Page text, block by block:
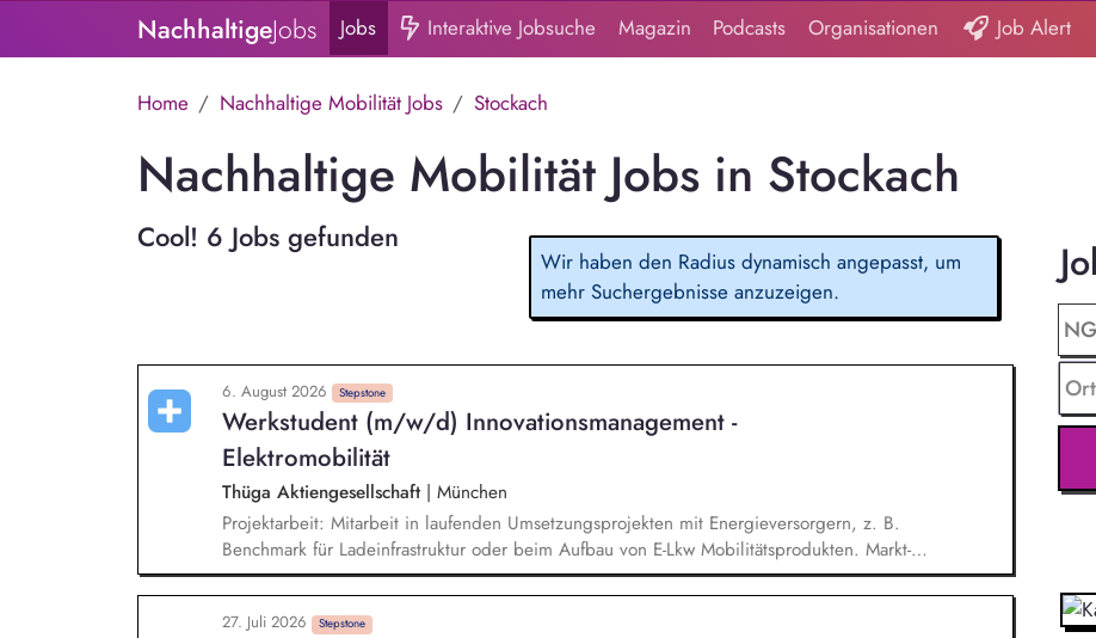
NachhaltigeJobs Jobs Interaktive Jobsuche Magazin Podcasts Organisationen Job Alert
Home Nachhaltige Mobilität Jobs Stockach
Nachhaltige Mobilität Jobs in Stockach
Cool! 6 Jobs gefunden
Wir haben den Radius dynamisch angepasst, um
mehr Suchergebnisse anzuzeigen.
6. August 2026 Stepstone
Werkstudent (m/w/d) Innovationsmanagement -
Elektromobilität
Thüga Aktiengesellschaft | München
Projektarbeit: Mitarbeit in laufenden Umsetzungsprojekten mit Energieversorgern, z. B.
Benchmark für Ladeinfrastruktur oder beim Aufbau von E-Lkw Mobilitätsprodukten. Markt-
und Technologieanalyse: Recherche und Auswertung von Trends, Technologien,
Marktdaten und Hochlaufkurven als Entscheidungsgrundlage für strategische
Fragestellungen. Geschäftsmodellentwicklung: Unterstützung bei der Konzeption
27. Juli 2026 Stepstone